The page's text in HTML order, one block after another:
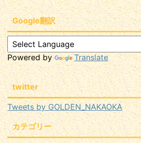
Google翻訳
Powered by Translate
twitter
Tweets by GOLDEN_NAKAOKA
カテゴリー